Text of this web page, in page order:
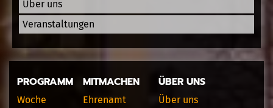
Über uns
Veranstaltungen
PROGRAMM
Woche
MITMACHEN
Ehrenamt
ÜBER UNS
Über uns